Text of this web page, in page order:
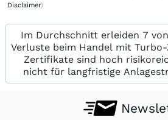
Disclaimer)
Im Durchschnitt erleiden 7
Verluste beim Handel mit
Zertifikate sind hoch
nicht für langfristige